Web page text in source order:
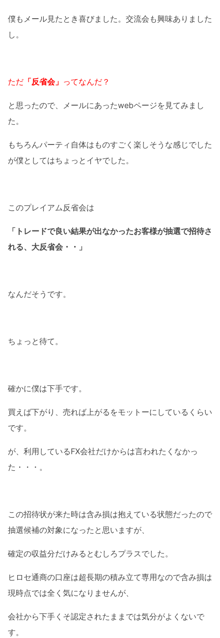
僕もメール見たとき喜びました。交流会も興味ありました
し。
ただ 「反省会」 ってなんだ？
と思ったので、メールにあったwebページを見てみまし
た。
もちろんパーティ自体はものすごく楽しそうな感じでした
が僕としてはちょっとイヤでした。
このプレイアム反省会は
「トレードで良い結果が出なかったお客様が抽選で招待さ
れる、大反省会・・」
なんだそうです。
ちょっと待て。
確かに僕は下手です。
買えば下がり、売れば上がるをモットーにしているくらい
です。
が、利用しているFX会社だけからは言われたくなかっ
た・・・。
この招待状が来た時は含み損は抱えている状態だったので
抽選候補の対象になったと思いますが、
確定の収益分だけみるとむしろプラスでした。
ヒロセ通商の口座は超長期の積み立て専用なので含み損は
現時点では全く気になりませんが、
会社から下手くそ認定されたままでは気分がよくないで
す。